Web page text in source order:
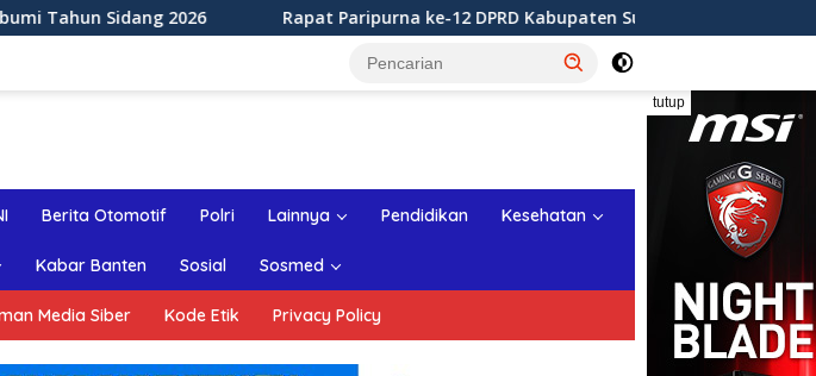
Rapat Paripurna ke-12 DPRD Kabupaten Sukabumi Tahun Sidang 2026
tutup
Berita Otomotif Polri Lainnya Pendidikan Kesehatan
Kabar Banten Sosial Sosmed
Media Siber Kode Etik Privacy Policy